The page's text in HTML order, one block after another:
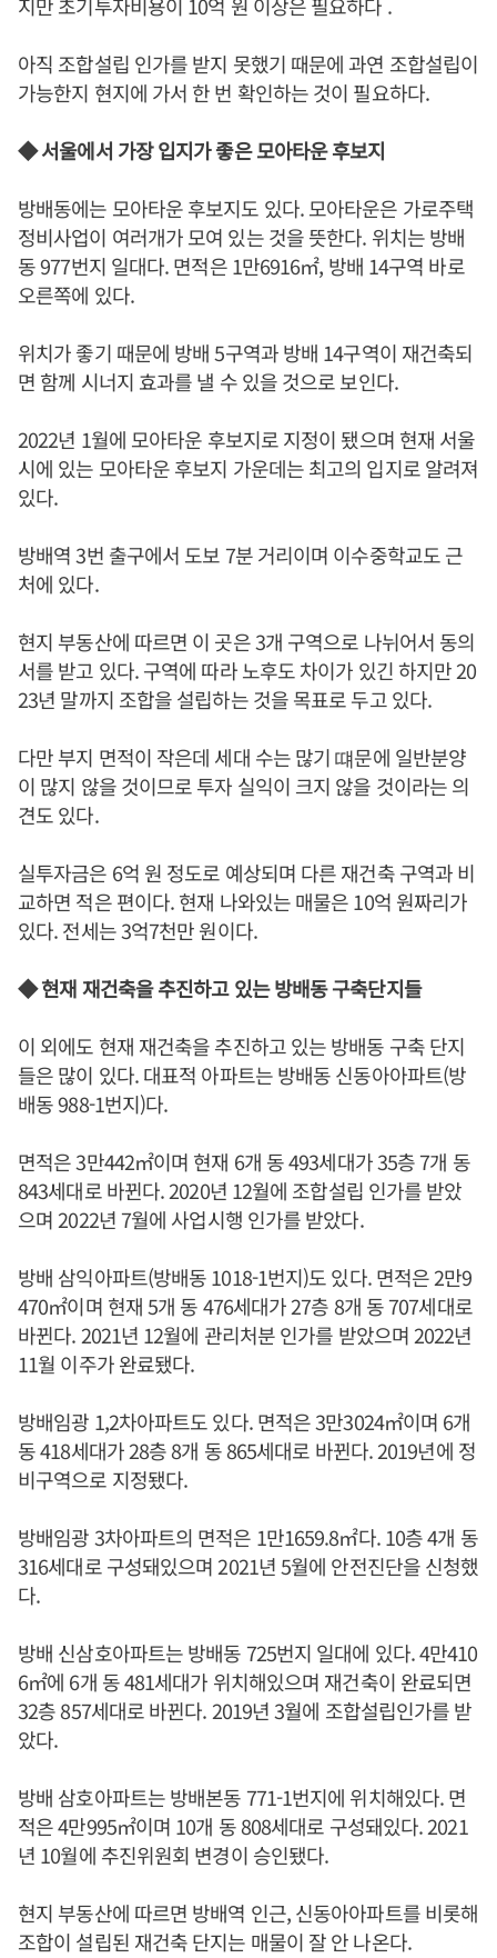
아직 조합설립 인가를 받지 못했기 때문에 과연 조합설립이
가능한지 현지에 가서 한 번 확인하는 것이 필요하다.
◆ 서울에서 가장 입지가 좋은 모아타운 후보지
방배동에는 모아타운 후보지도 있다. 모아타운은 가로주택
정비사업이 여러개가 모여 있는 것을 뜻한다. 위치는 방배
동 977번지 일대다. 면적은 1만6916㎡, 방배 14구역 바로
오른쪽에 있다.
위치가 좋기 때문에 방배 5구역과 방배 14구역이 재건축되
면 함께 시너지 효과를 낼 수 있을 것으로 보인다.
2022년 1월에 모아타운 후보지로 지정이 됐으며 현재 서울
시에 있는 모아타운 후보지 가운데는 최고의 입지로 알려져
있다.
방배역 3번 출구에서 도보 7분 거리이며 이수중학교도 근
처에 있다.
현지 부동산에 따르면 이 곳은 3개 구역으로 나뉘어서 동의
서를 받고 있다. 구역에 따라 노후도 차이가 있긴 하지만 20
23년 말까지 조합을 설립하는 것을 목표로 두고 있다.
다만 부지 면적이 작은데 세대 수는 많기 떄문에 일반분양
이 많지 않을 것이므로 투자 실익이 크지 않을 것이라는 의
견도 있다.
실투자금은 6억 원 정도로 예상되며 다른 재건축 구역과 비
교하면 적은 편이다. 현재 나와있는 매물은 10억 원짜리가
있다. 전세는 3억7천만 원이다.
◆ 현재 재건축을 추진하고 있는 방배동 구축단지들
이 외에도 현재 재건축을 추진하고 있는 방배동 구축 단지
들은 많이 있다. 대표적 아파트는 방배동 신동아아파트(방
배동 988-1번지)다.
면적은 3만442㎡이며 현재 6개 동 493세대가 35층 7개 동
843세대로 바뀐다. 2020년 12월에 조합설립 인가를 받았
으며 2022년 7월에 사업시행 인가를 받았다.
방배 삼익아파트(방배동 1018-1번지)도 있다. 면적은 2만9
470㎡이며 현재 5개 동 476세대가 27층 8개 동 707세대로
바뀐다. 2021년 12월에 관리처분 인가를 받았으며 2022년
11월 이주가 완료됐다.
방배임광 1,2차아파트도 있다. 면적은 3만3024㎡이며 6개
동 418세대가 28층 8개 동 865세대로 바뀐다. 2019년에 정
비구역으로 지정됐다.
방배임광 3차아파트의 면적은 1만1659.8㎡다. 10층 4개 동
316세대로 구성돼있으며 2021년 5월에 안전진단을 신청했
다.
방배 신삼호아파트는 방배동 725번지 일대에 있다. 4만410
6㎡에 6개 동 481세대가 위치해있으며 재건축이 완료되면
32층 857세대로 바뀐다. 2019년 3월에 조합설립인가를 받
았다.
방배 삼호아파트는 방배본동 771-1번지에 위치해있다. 면
적은 4만995㎡이며 10개 동 808세대로 구성돼있다. 2021
년 10월에 추진위원회 변경이 승인됐다.
현지 부동산에 따르면 방배역 인근, 신동아아파트를 비롯해
조합이 설립된 재건축 단지는 매물이 잘 안 나온다.